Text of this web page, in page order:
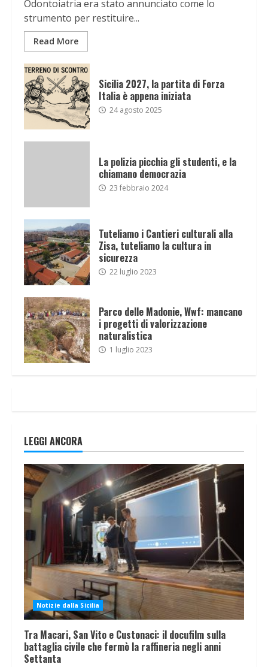
Odontoiatria era stato annunciato come lo
strumento per restituire...
Read More
Sicilia 2027, la partita di Forza
Italia è appena iniziata
24 agosto 2025
La polizia picchia gli studenti, e la
chiamano democrazia
23 febbraio 2024
Tuteliamo i Cantieri culturali alla
Zisa, tuteliamo la cultura in
sicurezza
22 luglio 2023
Parco delle Madonie, Wwf: mancano
i progetti di valorizzazione
naturalistica
1 luglio 2023
LEGGI ANCORA
Notizie dalla Sicilia
Tra Macari, San Vito e Custonaci: il docufilm sulla
battaglia civile che fermò la raffineria negli anni
Settanta